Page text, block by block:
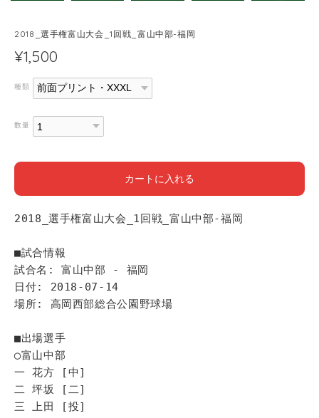
2018_選手権富山大会_1回戦_富山中部-福岡
¥1,500
種類
数量
カートに入れる
2018_選手権富山大会_1回戦_富山中部-福岡
■試合情報
試合名: 富山中部 - 福岡
日付: 2018-07-14
場所: 高岡西部総合公園野球場
■出場選手
◯富山中部
一 花方 [中]
二 坪坂 [二]
三 上田 [投]